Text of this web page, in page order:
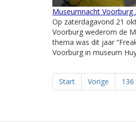
Museumnacht Voorburg
Op zaterdagavond 21
Voorburg wederom de
thema was dit jaar
Voorburg in museum
Start Vorige 136